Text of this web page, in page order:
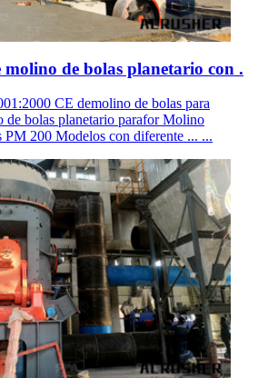
de bolas planetario con .
CE demolino de bolas para
de bolas planetario parafor Molino
PM 200 Modelos con diferente ... ...